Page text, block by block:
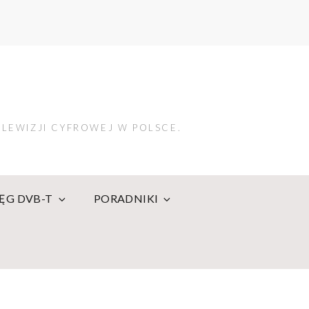
CYFROWEJ W POLSCE.
DVB-T PORADNIKI